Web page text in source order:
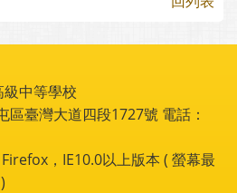
中等學校
臺灣大道四段1727號 電話：
，IE10.0以上版本 ( 螢幕最